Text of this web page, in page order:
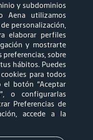
de privacidad
y
y subdominios
Aena utilizamos
personalización,
elaborar perfiles
y mostrarte
sobre
hábitos. Puedes
para todos
el botón “Aceptar
o configurarlas
Preferencias de
accede a la